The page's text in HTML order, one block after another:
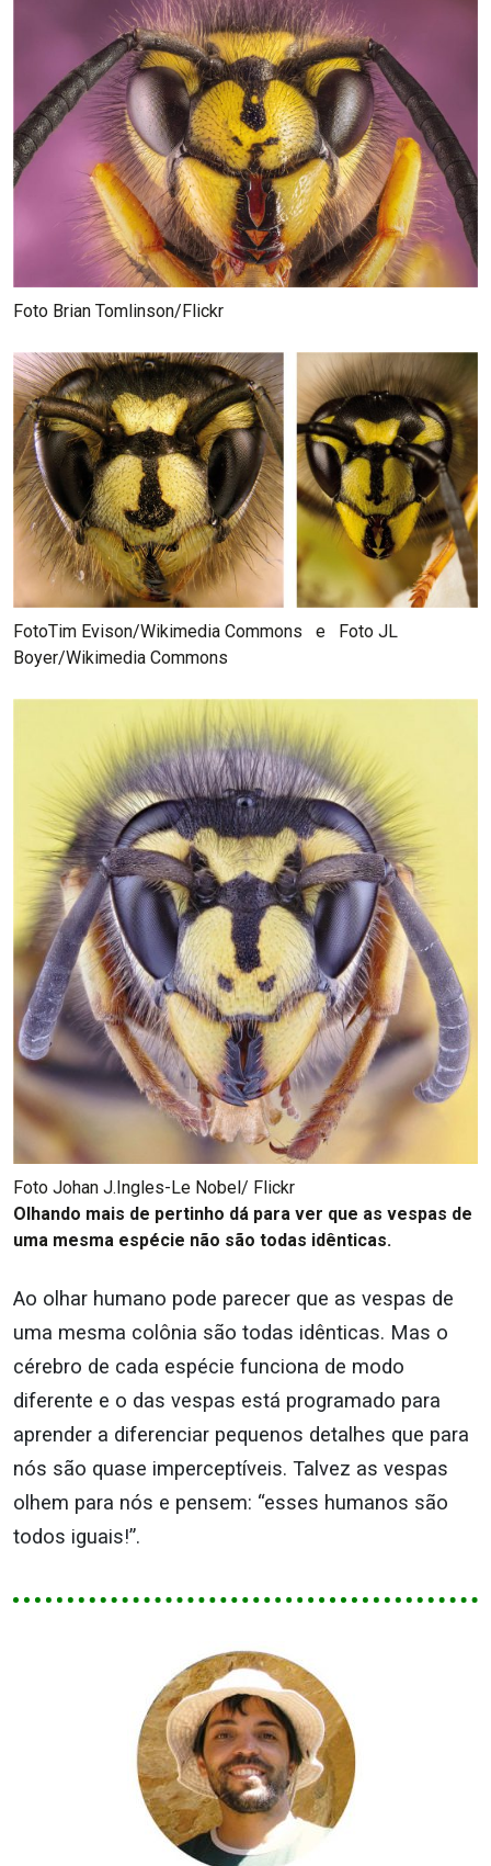
Foto Brian Tomlinson/Flickr
FotoTim Evison/Wikimedia Commons e Foto JL
Boyer/Wikimedia Commons
Foto Johan J.Ingles-Le Nobel/ Flickr
Olhando mais de pertinho dá para ver que as vespas de
uma mesma espécie não são todas idênticas.
Ao olhar humano pode parecer que as vespas de
uma mesma colônia são todas idênticas. Mas o
cérebro de cada espécie funciona de modo
diferente e o das vespas está programado para
aprender a diferenciar pequenos detalhes que para
nós são quase imperceptíveis. Talvez as vespas
olhem para nós e pensem: “esses humanos são
todos iguais!”.